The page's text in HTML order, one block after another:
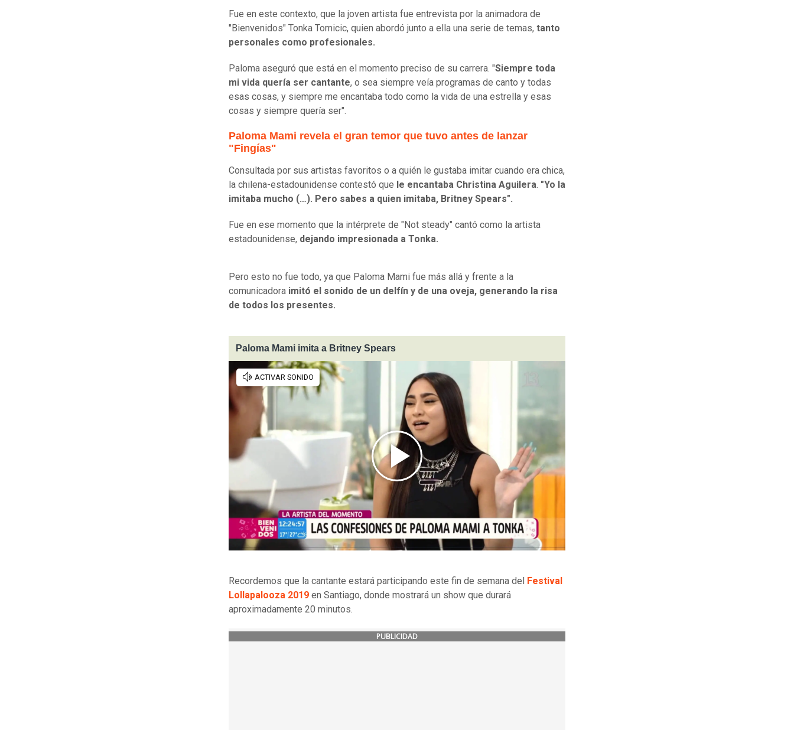
Fue en este contexto, que la joven artista fue entrevista por la animadora de
"Bienvenidos" Tonka Tomicic, quien abordó junto a ella una serie de temas, tanto
personales como profesionales.
Paloma aseguró que está en el momento preciso de su carrera. "Siempre toda
mi vida quería ser cantante, o sea siempre veía programas de canto y todas
esas cosas, y siempre me encantaba todo como la vida de una estrella y esas
cosas y siempre quería ser".
Paloma Mami revela el gran temor que tuvo antes de lanzar
"Fingías"
Consultada por sus artistas favoritos o a quién le gustaba imitar cuando era chica,
la chilena-estadounidense contestó que le encantaba Christina Aguilera. "Yo la
imitaba mucho (…). Pero sabes a quien imitaba, Britney Spears".
Fue en ese momento que la intérprete de "Not steady" cantó como la artista
estadounidense, dejando impresionada a Tonka.
Pero esto no fue todo, ya que Paloma Mami fue más allá y frente a la
comunicadora imitó el sonido de un delfín y de una oveja, generando la risa
de todos los presentes.
Paloma Mami imita a Britney Spears
Recordemos que la cantante estará participando este fin de semana del Festival
Lollapalooza 2019 en Santiago, donde mostrará un show que durará
aproximadamente 20 minutos.
PUBLICIDAD